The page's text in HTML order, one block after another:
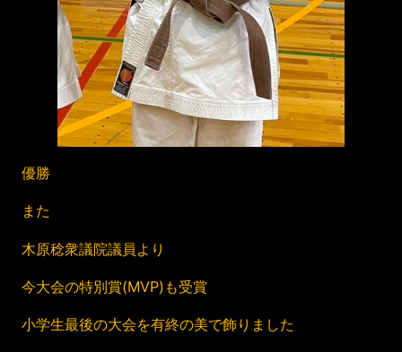
優勝
また
木原稔衆議院議員より
今大会の特別賞(MVP)も受賞
小学生最後の大会を有終の美で飾りました